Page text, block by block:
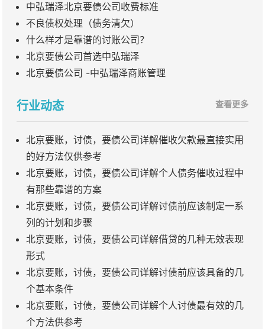
中弘瑞泽北京要债公司收费标准
不良债权处理（债务清欠）
什么样才是靠谱的讨账公司？
北京要债公司首选中弘瑞泽
北京要债公司 -中弘瑞泽商账管理
行业动态 查看更多
北京要账，讨债，要债公司详解催收欠款最直接实用
的好方法仅供参考
北京要账，讨债，要债公司详解个人债务催收过程中
有那些靠谱的方案
北京要账，讨债，要债公司详解讨债前应该制定一系
列的计划和步骤
北京要账，讨债，要债公司详解借贷的几种无效表现
形式
北京要账，讨债，要债公司详解讨债前应该具备的几
个基本条件
北京要账，讨债，要债公司详解个人讨债最有效的几
个方法供参考